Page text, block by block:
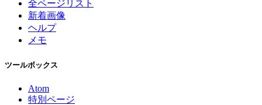
全ページリスト
新着画像
ヘルプ
メモ
ツールボックス
Atom
特別ページ